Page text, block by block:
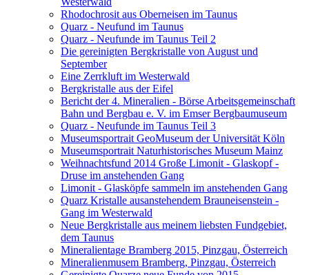
Rhodochrosit aus Oberneisen im Taunus
Quarz - Neufund im Taunus
Quarz - Neufunde im Taunus Teil 2
Die gereinigten Bergkristalle von August und
September
Eine Zerrkluft im Westerwald
Bergkristalle aus der Eifel
Bericht der 4. Mineralien - Börse Arbeitsgemeinschaft
Bahn und Bergbau e. V. im Emser Bergbaumuseum
Quarz - Neufunde im Taunus Teil 3
Museumsportrait GeoMuseum der Universität Köln
Museumsportrait Naturhistorisches Museum Mainz
Weihnachtsfund 2014 Große Limonit - Glaskopf -
Druse im anstehenden Gang
Limonit - Glasköpfe sammeln im anstehenden Gang
Quarz Kristalle ausanstehendem Brauneisenstein -
Gang im Westerwald
Neue Bergkristalle aus meinem liebsten Fundgebiet,
dem Taunus
Mineralientage Bramberg 2015, Pinzgau, Österreich
Mineralienmusem Bramberg, Pinzgau, Österreich